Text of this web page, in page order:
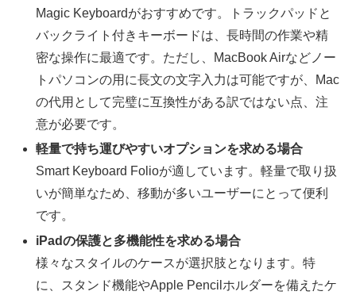
Magic Keyboardがおすすめです。トラックパッドと
バックライト付きキーボードは、長時間の作業や精
密な操作に最適です。ただし、MacBook Airなどノー
トパソコンの用に長文の文字入力は可能ですが、Mac
の代用として完璧に互換性がある訳ではない点、注
意が必要です。
軽量で持ち運びやすいオプションを求める場合
Smart Keyboard Folioが適しています。軽量で取り扱
いが簡単なため、移動が多いユーザーにとって便利
です。
iPadの保護と多機能性を求める場合
様々なスタイルのケースが選択肢となります。特
に、スタンド機能やApple Pencilホルダーを備えたケ